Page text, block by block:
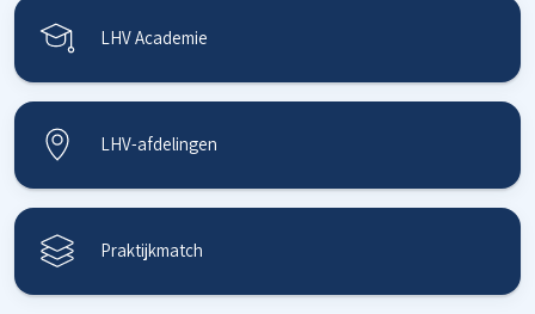
LHV Academie
LHV-afdelingen
Praktijkmatch